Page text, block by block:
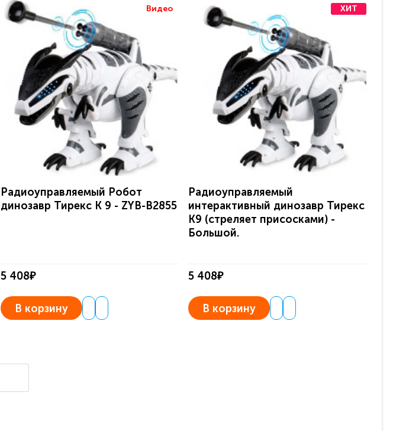
Видео
Радиоуправляемый Робот
динозавр Тирекс К 9 - ZYB-B2855
5 408₽
В корзину
ХИТ
Радиоуправляемый
интерактивный динозавр Тирекс
K9 (стреляет присосками) -
Большой.
5 408₽
В корзину